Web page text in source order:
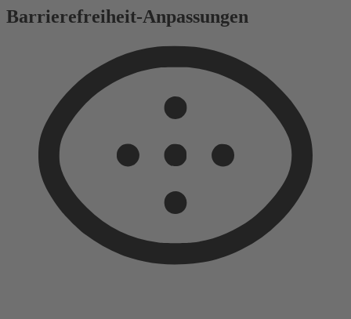
Barrierefreiheit-Anpassungen